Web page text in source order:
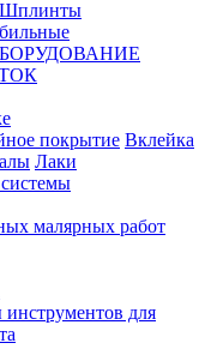
Шплинты
покрытие Вклейка
Лаки
малярных работ
для